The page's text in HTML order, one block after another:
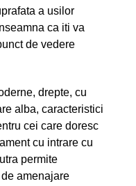
a usilor
ca iti va
de vedere
drepte, cu
alba, caracteristici
cei care doresc
cu intrare cu
permite
amenajare